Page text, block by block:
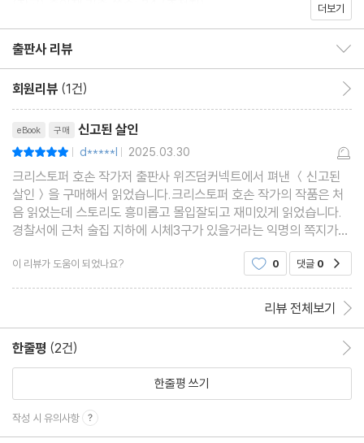
더보기
출판사 리뷰
회원리뷰 (1건)
eBook 구매 신고된 살인
| d*****l | 2025.03.30
크리스토퍼 호손 작가저 출판사 위즈덤커넥트에서 펴낸 ＜신고된
살인＞을 구매해서 읽었습니다.크리스토퍼 호손 작가의 작품은 처
음 읽었는데 스토리도 흥미롭고 몰입잘되고 재미있게 읽었습니다.
경찰서에 근처 술집 지하에 시체3구가 있을거라는 익명의 쪽지가
오는데. 실제로 너무나 자연스러운 시체3구가 발견이 되는데.흥미
로운 스토리였어요
이 리뷰가 도움이 되었나요? 0 댓글 0
리뷰 전체보기
한줄평 (2건)
한줄평 쓰기
작성 시 유의사항